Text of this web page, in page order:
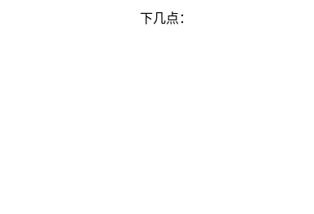
下几点：